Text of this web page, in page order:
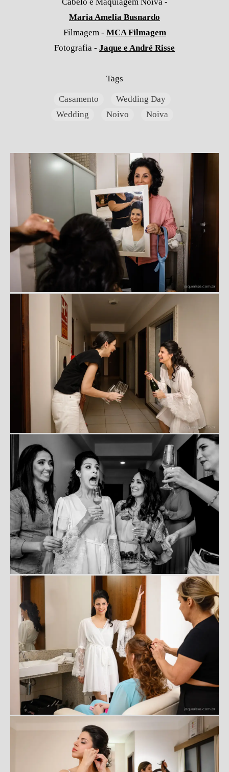
Maria Amelia Busnardo
Filmagem - MCA Filmagem
Fotografia - Jaque e André Risse
Tags
Casamento
Wedding Day
Wedding
Noivo Noiva